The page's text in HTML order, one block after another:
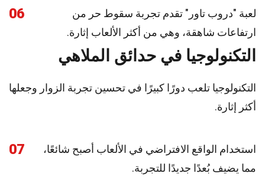
06
لعبة "دروب تاور" تقدم تجربة سقوط حر من
ارتفاعات شاهقة، وهي من أكثر الألعاب إثارة.
التكنولوجيا في حدائق الملاهي
التكنولوجيا تلعب دورًا كبيرًا في تحسين تجربة الزوار وجعلها
أكثر إثارة.
07
استخدام الواقع الافتراضي في الألعاب أصبح شائعًا،
مما يضيف بُعدًا جديدًا للتجربة.